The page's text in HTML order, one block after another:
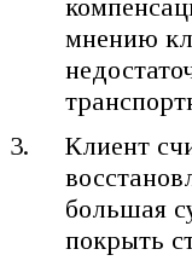
мнению
Клиент
большая
покрыть